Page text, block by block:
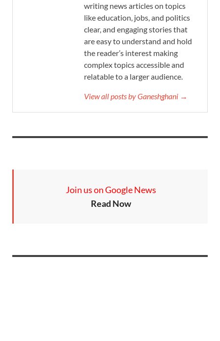
writing news articles on topics
like education, jobs, and politics
clear, and engaging stories that
are easy to understand and hold
the reader’s interest making
complex topics accessible and
relatable to a larger audience.
View all posts by Ganeshghani →
Join us on Google News
Read Now